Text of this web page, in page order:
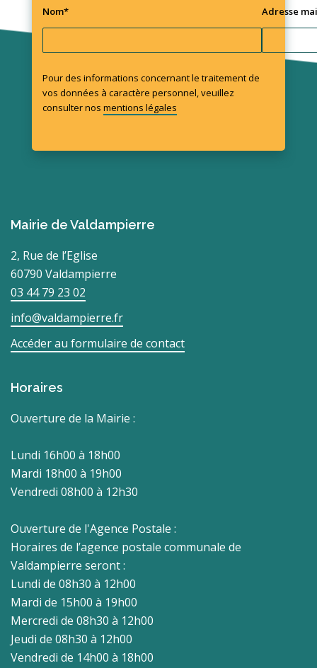
Nom* Adresse
Pour des informations concernant le traitement de
vos données à caractère personnel, veuillez
consulter nos mentions légales
Mairie de Valdampierre
2, Rue de l’Eglise
60790 Valdampierre
03 44 79 23 02
info@valdampierre.fr
Accéder au formulaire de contact
Horaires
Ouverture de la Mairie :
Lundi 16h00 à 18h00
Mardi 18h00 à 19h00
Vendredi 08h00 à 12h30
Ouverture de l'Agence Postale :
Horaires de l’agence postale communale de
Valdampierre seront :
Lundi de 08h30 à 12h00
Mardi de 15h00 à 19h00
Mercredi de 08h30 à 12h00
Jeudi de 08h30 à 12h00
Vendredi de 14h00 à 18h00